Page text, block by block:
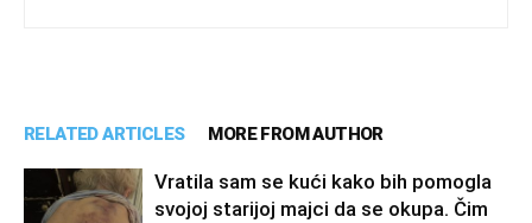
RELATED ARTICLES MORE FROM AUTHOR
Vratila sam se kući kako bih pomogla
svojoj starijoj majci da se okupa. Čim